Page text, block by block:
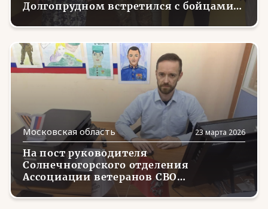
Долгопрудном встретился с бойцами,
проходящими лечение в госпитале
Московская область 23 марта 2026
На пост руководителя
Солнечногорского отделения
Ассоциации ветеранов СВО
Московской области назначен
Дмитрий Воробьев